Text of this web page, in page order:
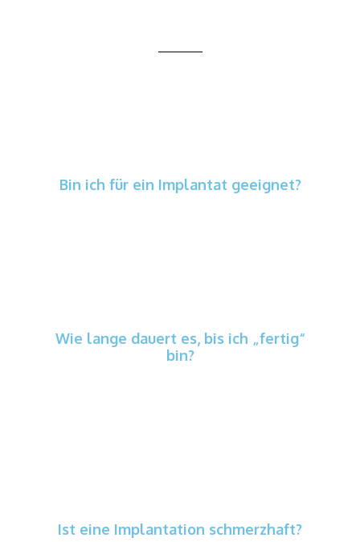
Bin ich für ein Implantat geeignet?
Wie lange dauert es, bis ich „fertig“
bin?
Ist eine Implantation schmerzhaft?